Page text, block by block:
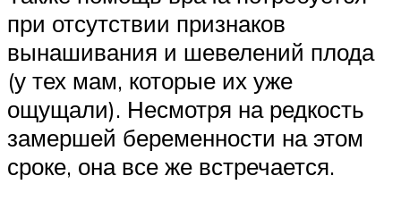
при отсутствии признаков
вынашивания и шевелений плода
(у тех мам, которые их уже
ощущали). Несмотря на редкость
замершей беременности на этом
сроке, она все же встречается.